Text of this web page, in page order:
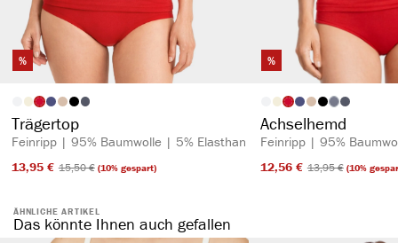
%
Artikelfarbeauswählen
Trägertop
Feinripp | 95% Baumwolle | 5% Elasthan
13,95 €​ 15,50 €​(10% gespart)
%
Artikelfarbe(Diese Option
Achselhemd
Feinripp | 95%
12,56 €​ 13,95 €​(10%
ÄHNLICHE ARTIKEL
Das könnte Ihnen auch gefallen